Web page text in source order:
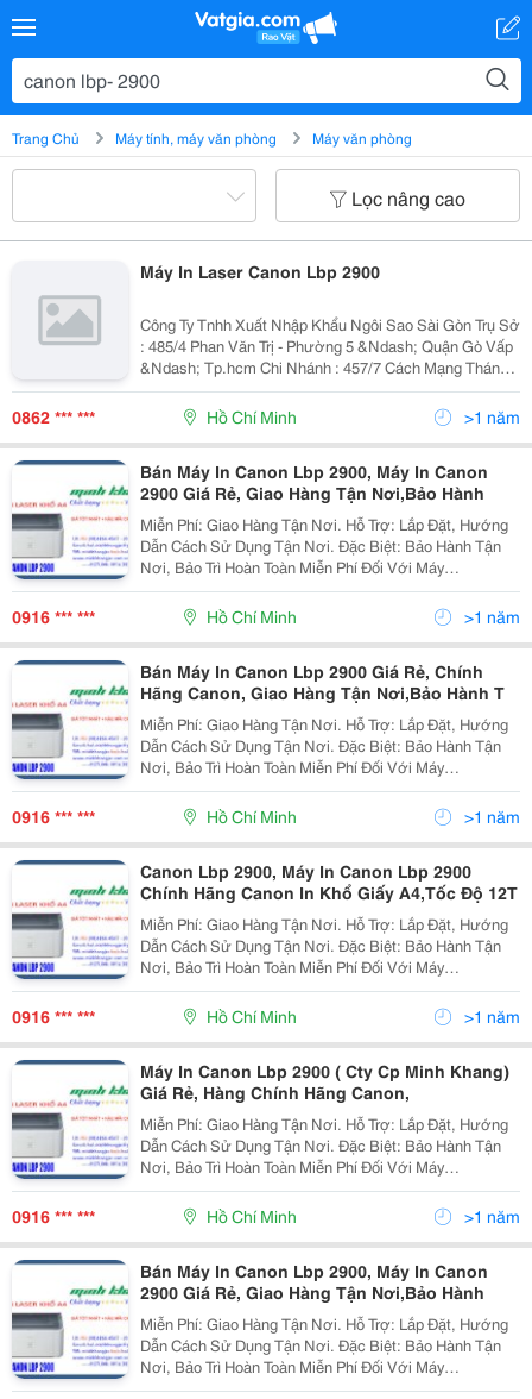
Trang Chủ Máy tính, máy văn phòng Máy văn phòng
Lọc nâng cao
Máy In Laser Canon Lbp 2900
Công Ty Tnhh Xuất Nhập Khẩu Ngôi Sao Sài Gòn Trụ Sở
: 485/4 Phan Văn Trị - Phường 5 &Ndash; Quận Gò Vấp
&Ndash; Tp.hcm Chi Nhánh : 457/7 Cách Mạng Tháng
8, Phường 13, Q.10, Hcm Điện Thoại : 08.62.896.113 -
0862 *** *** Hồ Chí Minh >1 năm
Bán Máy In Canon Lbp 2900, Máy In Canon
2900 Giá Rẻ, Giao Hàng Tận Nơi,Bảo Hành
Miễn Phí: Giao Hàng Tận Nơi. Hỗ Trợ: Lắp Đặt, Hướng
Dẫn Cách Sử Dụng Tận Nơi. Đặc Biệt: Bảo Hành Tận
Nơi, Bảo Trì Hoàn Toàn Miễn Phí Đối Với Máy
Photocopy. @@@ Đại Siêu Thị Máy Văn Phòng @@@
0916 *** *** Hồ Chí Minh >1 năm
Bán Máy In Canon Lbp 2900 Giá Rẻ, Chính
Hãng Canon, Giao Hàng Tận Nơi,Bảo Hành T
Miễn Phí: Giao Hàng Tận Nơi. Hỗ Trợ: Lắp Đặt, Hướng
Dẫn Cách Sử Dụng Tận Nơi. Đặc Biệt: Bảo Hành Tận
Nơi, Bảo Trì Hoàn Toàn Miễn Phí Đối Với Máy
Photocopy. @@@ Đại Siêu Thị Máy Văn Phòng @@@
0916 *** *** Hồ Chí Minh >1 năm
Canon Lbp 2900, Máy In Canon Lbp 2900
Chính Hãng Canon In Khổ Giấy A4,Tốc Độ 12T
Miễn Phí: Giao Hàng Tận Nơi. Hỗ Trợ: Lắp Đặt, Hướng
Dẫn Cách Sử Dụng Tận Nơi. Đặc Biệt: Bảo Hành Tận
Nơi, Bảo Trì Hoàn Toàn Miễn Phí Đối Với Máy
Photocopy. @@@ Đại Siêu Thị Máy Văn Phòng @@@
0916 *** *** Hồ Chí Minh >1 năm
Máy In Canon Lbp 2900 ( Cty Cp Minh Khang)
Giá Rẻ, Hàng Chính Hãng Canon,
Miễn Phí: Giao Hàng Tận Nơi. Hỗ Trợ: Lắp Đặt, Hướng
Dẫn Cách Sử Dụng Tận Nơi. Đặc Biệt: Bảo Hành Tận
Nơi, Bảo Trì Hoàn Toàn Miễn Phí Đối Với Máy
Photocopy. @@@ Đại Siêu Thị Máy Văn Phòng @@@
0916 *** *** Hồ Chí Minh >1 năm
Bán Máy In Canon Lbp 2900, Máy In Canon
2900 Giá Rẻ, Giao Hàng Tận Nơi,Bảo Hành
Miễn Phí: Giao Hàng Tận Nơi. Hỗ Trợ: Lắp Đặt, Hướng
Dẫn Cách Sử Dụng Tận Nơi. Đặc Biệt: Bảo Hành Tận
Nơi, Bảo Trì Hoàn Toàn Miễn Phí Đối Với Máy
Photocopy. @@@ Đại Siêu Thị Máy Văn Phòng @@@